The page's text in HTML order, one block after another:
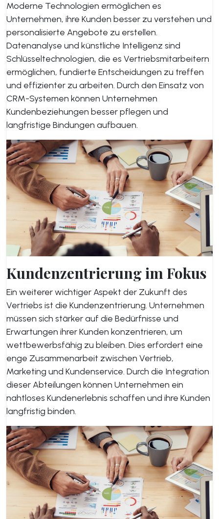
Moderne Technologien ermöglichen es
Unternehmen, ihre Kunden besser zu verstehen und
personalisierte Angebote zu erstellen.
Datenanalyse und künstliche Intelligenz sind
Schlüsseltechnologien, die es Vertriebsmitarbeitern
ermöglichen, fundierte Entscheidungen zu treffen
und effizienter zu arbeiten. Durch den Einsatz von
CRM-Systemen können Unternehmen
Kundenbeziehungen besser pflegen und
langfristige Bindungen aufbauen.
Kundenzentrierung im Fokus
Ein weiterer wichtiger Aspekt der Zukunft des
Vertriebs ist die Kundenzentrierung. Unternehmen
müssen sich stärker auf die Bedürfnisse und
Erwartungen ihrer Kunden konzentrieren, um
wettbewerbsfähig zu bleiben. Dies erfordert eine
enge Zusammenarbeit zwischen Vertrieb,
Marketing und Kundenservice. Durch die Integration
dieser Abteilungen können Unternehmen ein
nahtloses Kundenerlebnis schaffen und ihre Kunden
langfristig binden.